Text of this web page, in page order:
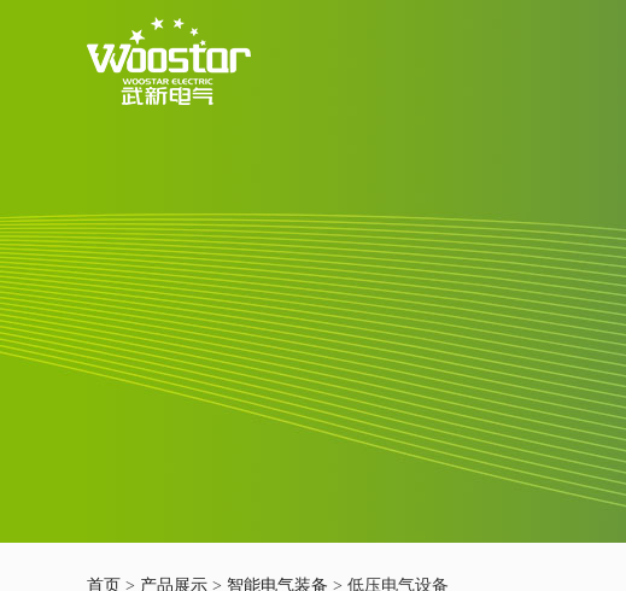
首页 > 产品展示 > 智能电气装备 > 低压电气设备